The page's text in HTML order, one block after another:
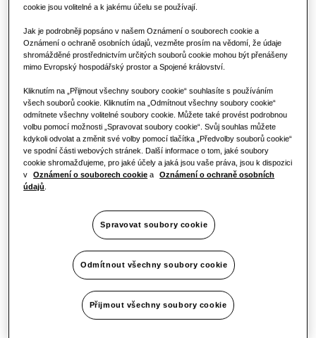
Kancelář
Udržitelnost
One Samsung
cookie jsou volitelné a k jakému účelu se používají.
Jak je podrobněji popsáno v našem Oznámení o souborech cookie a
Oznámení o ochraně osobních údajů, vezměte prosím na vědomí, že údaje
shromážděné prostřednictvím určitých souborů cookie mohou být přenášeny
mimo Evropský hospodářský prostor a Spojené království.
Kliknutím na „Přijmout všechny soubory cookie“ souhlasíte s používáním
všech souborů cookie. Kliknutím na „Odmítnout všechny soubory cookie“
odmítnete všechny volitelné soubory cookie. Můžete také provést podrobnou
volbu pomocí možnosti „Spravovat soubory cookie“. Svůj souhlas můžete
kdykoli odvolat a změnit své volby pomocí tlačítka „Předvolby souborů cookie“
ve spodní části webových stránek. Další informace o tom, jaké soubory
cookie shromažďujeme, pro jaké účely a jaká jsou vaše práva, jsou k dispozici
v
Oznámení o souborech cookie a
Oznámení o ochraně osobních
údajů
Spravovat soubory cookie
Odmítnout všechny soubory cookie
Přijmout všechny soubory cookie